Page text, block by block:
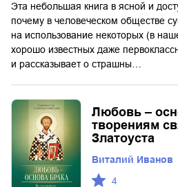
Эта небольшая книга в ясной и
почему в человеческом обществе
на использование некоторых (в
хорошо известных даже
и рассказывает о страшны…
Любовь –
творениям
Златоуста
Виталий Иванов
4